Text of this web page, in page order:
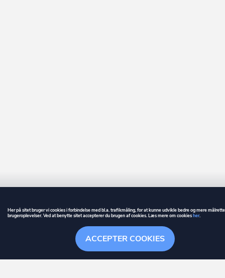
Søgehistorik Menu
GUIDE BETINGELSER
er et registreret varemærke tilhørende ownr ApS – CVR nr.: 36 40 88
ACCEPTER COOKIES
Her på sitet bruger vi cookies i forbindelse med bl.a. trafikmåling, for at kunne udvikle bedre og mere
brugeroplevelser. Ved at benytte sitet accepterer du brugen af cookies. Læs mere om cookiesher.